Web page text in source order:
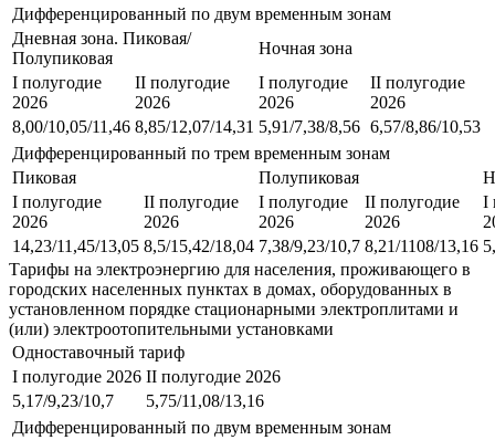
Дифференцированный по двум временным зонам
Дневная зона. Пиковая/
Полупиковая
Ночная зона
I полугодие
2026
II полугодие
2026
I полугодие
2026
II полугодие
2026
8,00/10,05/11,46 8,85/12,07/14,31 5,91/7,38/8,56 6,57/8,86/10,53
Дифференцированный по трем временным зонам
Пиковая
Полупиковая
I полугодие
2026
II полугодие
2026
I полугодие
2026
II полугодие
2026
I
14,23/11,45/13,05 8,5/15,42/18,04 7,38/9,23/10,7 8,21/1108/13,16
Тарифы на электроэнергию для населения, проживающего в
городских населенных пунктах в домах, оборудованных в
установленном порядке стационарными электроплитами и
(или) электроотопительными установками
Одноставочный тариф
I полугодие 2026 II полугодие 2026
5,17/9,23/10,7
5,75/11,08/13,16
Дифференцированный по двум временным зонам